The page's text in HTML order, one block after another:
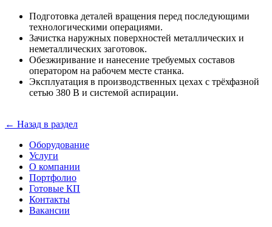
Подготовка деталей вращения перед последующими
технологическими операциями.
Зачистка наружных поверхностей металлических и
неметаллических заготовок.
Обезжиривание и нанесение требуемых составов
оператором на рабочем месте станка.
Эксплуатация в производственных цехах с трёхфазной
сетью 380 В и системой аспирации.
← Назад в раздел
Оборудование
Услуги
О компании
Портфолио
Готовые КП
Контакты
Вакансии